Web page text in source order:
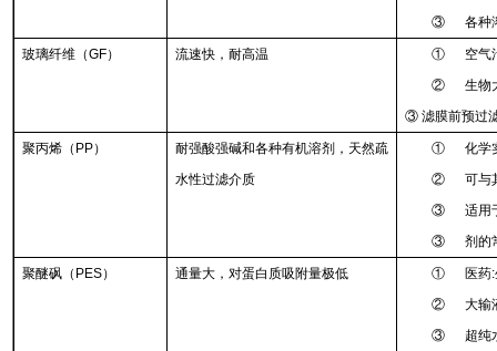
③ 各种溶
玻璃纤维（GF） 流速快，耐高温
① 空气
② 生物大
③ 滤膜前预过
聚丙烯（PP）
耐强酸强碱和各种有机溶剂，天然疏
水性过滤介质
① 化学实
② 可与其
③ 适用于
③ 剂的
聚醚砜（PES） 通量大，对蛋白质吸附量极低
① 医药:
② 大输液
③ 超纯